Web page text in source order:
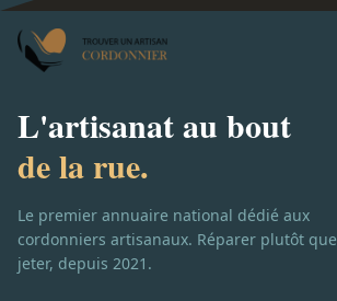
L'artisanat au bout
de la rue.
Le premier annuaire national dédié aux
cordonniers artisanaux. Réparer plutôt que
jeter, depuis 2021.